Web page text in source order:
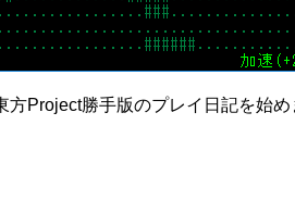
方Project勝手版のプレイ日記を始